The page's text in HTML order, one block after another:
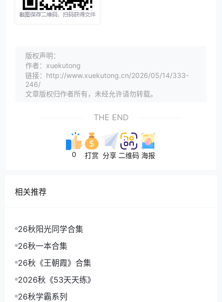
版权声明：
作者：xuekutong
链接：http://www.xuekutong.cn/2026/05/14/333-
246/
文章版权归作者所有，未经允许请勿转载。
THE END
0 打赏 分享 二维码 海报
相关推荐
26秋阳光同学合集
26秋一本合集
26秋《王朝霞》合集
2026秋《53天天练》
26秋学霸系列